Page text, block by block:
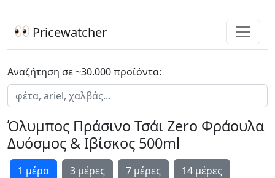
Pricewatcher
Αναζήτηση σε ~30.000 προϊόντα:
Όλυμπος Πράσινο Τσάι Zero Φράουλα
Δυόσμος & Ιβίσκος 500ml
1 μέρα 3 μέρες 7 μέρες 14 μέρες